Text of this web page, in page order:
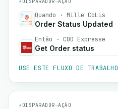
Quando · Mille CoLis
Order Status Updated
Então · COD Expresse
Get Order status
USE ESTE FLUXO DE TRABALHO
⚡ DISPARADOR→AÇÃO